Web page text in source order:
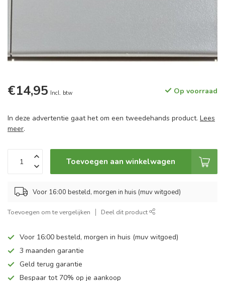
€14,95 Incl. btw Op voorraad
In deze advertentie gaat het om een tweedehands product. Lees
meer.
Toevoegen aan winkelwagen
Voor 16:00 besteld, morgen in huis (muv witgoed)
Toevoegen om te vergelijken Deel dit product
Voor 16:00 besteld, morgen in huis (muv witgoed)
3 maanden garantie
Geld terug garantie
Bespaar tot 70% op je aankoop